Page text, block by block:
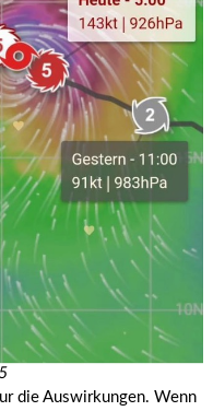
die Auswirkungen. Wenn